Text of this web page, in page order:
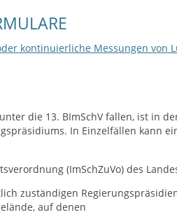
kontinuierliche Messungen von
die 13. BImSchV fallen, ist in
In Einzelfällen kann
(ImSchZuVo) des
zuständigen
auf denen